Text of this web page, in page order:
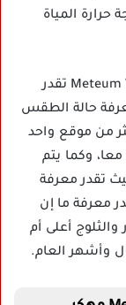
حرارة المياة
عند استخدام تطبيق Meteum Weather Premiun Apk تقدر
حالة الطقس
من موقع واحد
وكما يتم
تقدر معرفة
معرفة ما إن
أعلى أم
وأشهر العام.